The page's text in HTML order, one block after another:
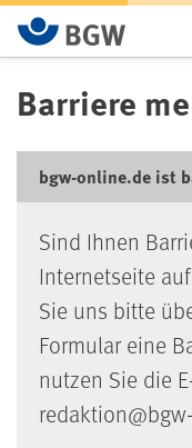
Zum Hauptinhalt
Barriere
bgw-online.de ist
Sind Ihnen
Internetseite
Sie uns bitte
Formular eine
nutzen Sie die